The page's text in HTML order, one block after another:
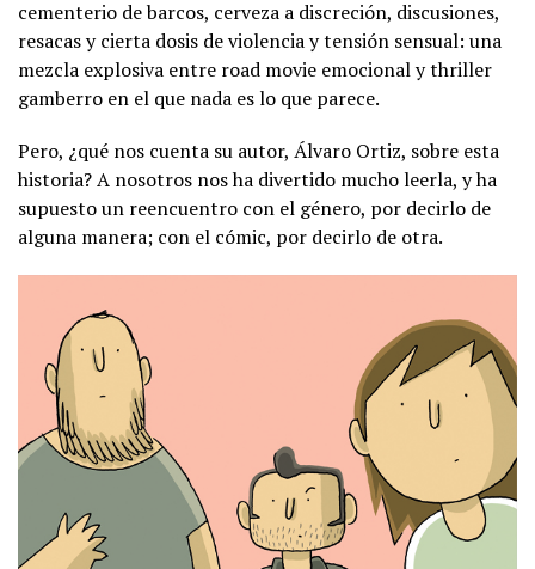
cementerio de barcos, cerveza a discreción, discusiones,
resacas y cierta dosis de violencia y tensión sensual: una
mezcla explosiva entre road movie emocional y thriller
gamberro en el que nada es lo que parece.
Pero, ¿qué nos cuenta su autor, Álvaro Ortiz, sobre esta
historia? A nosotros nos ha divertido mucho leerla, y ha
supuesto un reencuentro con el género, por decirlo de
alguna manera; con el cómic, por decirlo de otra.